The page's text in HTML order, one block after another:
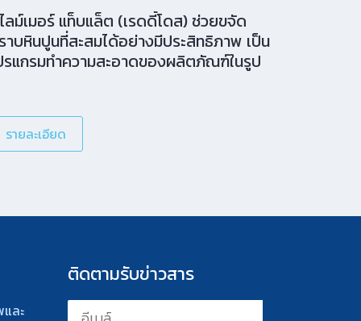
ลม์เมอร์ แท็บแล็ต (เรดดี้โดส) ช่วยขจัด
าบหินปูนที่สะสมได้อย่างมีประสิทธิภาพ เป็น
รแกรมทําความสะอาดของผลิตภัณฑ์ในรูป
าหรับการทําความสะอาดในทุกๆ วัน ของคุณ
ทรงประสิทธิภาพและใช้งานได้หลากหลาย: ขจัด
ภัณฑ์ และพื้นผิวอื่นๆ ปลอดภัยต่อการใช้
เป็นต้องใช้อุปกรณ์ป้องกันสารเคมี (PPE) เป็น
มิตรต่อสิ่งแวดล้อม: ผลิตภัณฑ์ทําความสะอาด
ดเม็ดเข้มข้น ช่วยลดการใช้น้ำ[…]
รายละเอียด
ละ
ติดตามรับข่าวสาร